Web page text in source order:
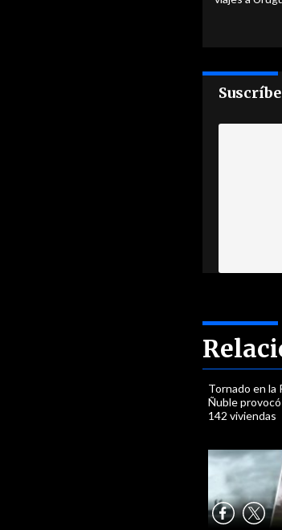
Tornado en la
Ñuble
142 viviendas